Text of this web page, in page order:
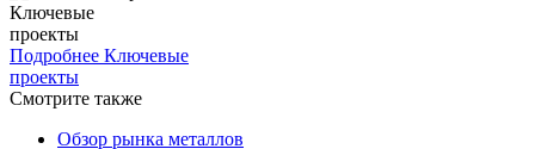
Ключевые
проекты
Подробнее Ключевые
проекты
Смотрите также
Обзор рынка металлов